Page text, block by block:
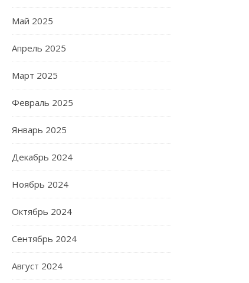
Май 2025
Апрель 2025
Март 2025
Февраль 2025
Январь 2025
Декабрь 2024
Ноябрь 2024
Октябрь 2024
Сентябрь 2024
Август 2024